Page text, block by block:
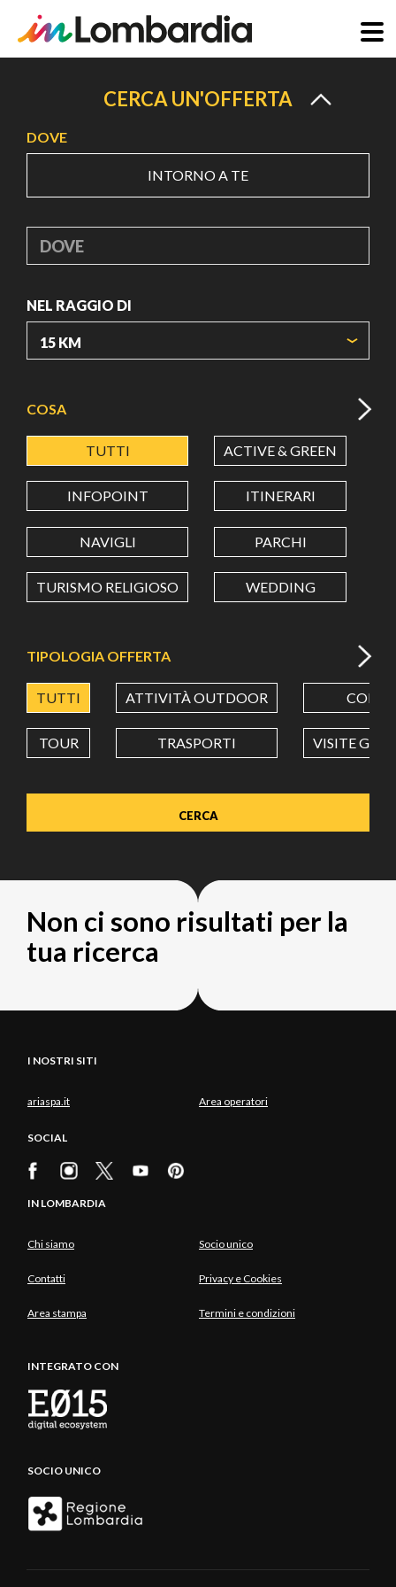
principale
CERCA UN'OFFERTA
DOVE
INTORNO A TE
DOVE
NEL RAGGIO DI
LATITUDINE
LONGITUDINE
Value in decimal degrees. Use dot (.) as decimal separator.
COSA
TUTTI ACTIVE & GREEN
INFOPOINT ITINERARI
NAVIGLI PARCHI
TURISMO RELIGIOSO WEDDING
TIPOLOGIA OFFERTA
TUTTI ATTIVITÀ OUTDOOR CORSI
TOUR TRASPORTI VISITE
Non ci sono risultati per la
tua ricerca
I NOSTRI SITI
ariaspa.it Area operatori
SOCIAL
IN LOMBARDIA
Chi siamo Socio unico
Contatti Privacy e Cookies
Area stampa Termini e condizioni
INTEGRATO CON
SOCIO UNICO